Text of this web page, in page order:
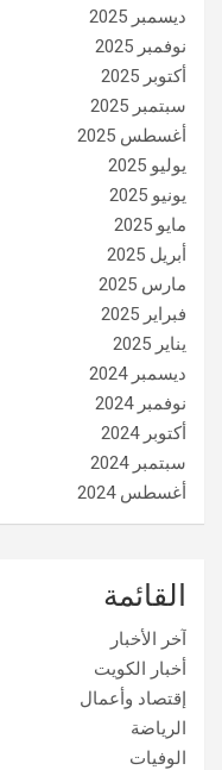
ديسمبر 2025
نوفمبر 2025
أكتوبر 2025
سبتمبر 2025
أغسطس 2025
يوليو 2025
يونيو 2025
مايو 2025
أبريل 2025
مارس 2025
فبراير 2025
يناير 2025
ديسمبر 2024
نوفمبر 2024
أكتوبر 2024
سبتمبر 2024
أغسطس 2024
القائمة
آخر الأخبار
أخبار الكويت
إقتصاد وأعمال
الرياضة
الوفيات